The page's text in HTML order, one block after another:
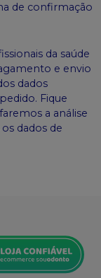
de confirmação
da saúde
e envio
dados
Fique
a análise
dados de